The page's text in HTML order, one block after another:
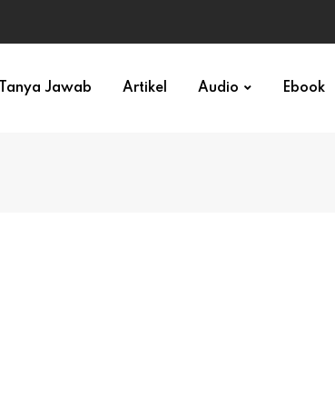
Tanya Jawab Artikel Audio Ebook